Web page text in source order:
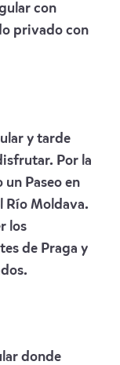
con
privado con
y tarde
Por la
Paseo en
Río Moldava.
los
de Praga y
donde